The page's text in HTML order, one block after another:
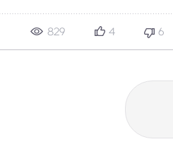
829 4 6